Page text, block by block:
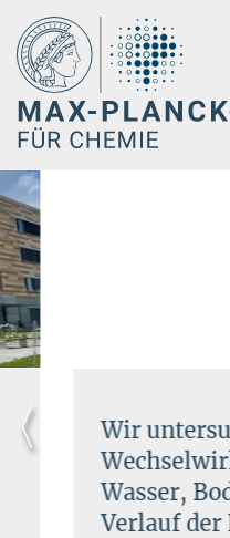
Hauptinhalt
Wir
Wasser,
Verlauf der